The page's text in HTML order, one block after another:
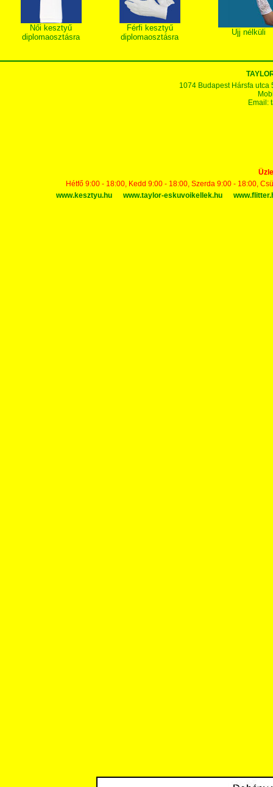
Női kesztyű
diplomaosztásra
Férfi kesztyű
diplomaosztásra
Ujj nélküli
1074 Budapest Hársfa utca
Email:
Hétfő 9:00 - 18:00, Kedd 9:00 - 18:00, Szerda 9:00 - 18:00,
www.kesztyu.hu
www.taylor-eskuvoikellek.hu